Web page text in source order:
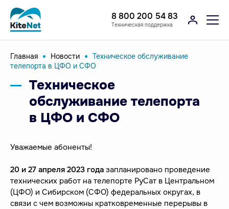
8 800 200 54 83
Техническая поддержка
Главная Новости
Техническое обслуживание
телепорта в ЦФО и СФО
Техническое
обслуживание телепорта
в ЦФО и СФО
Уважаемые абоненты!
20 и 27 апреля 2023 года запланировано проведение
технических работ на телепорте РуСат в Центральном
(ЦФО) и Сибирском (СФО) федеральных округах, в
связи с чем возможны кратковременные перерывы в